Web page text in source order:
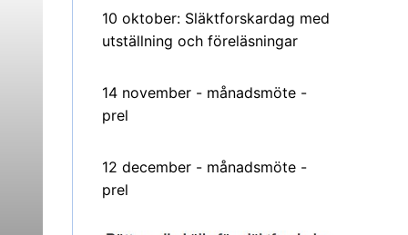
10 oktober: Släktforskardag med
utställning och föreläsningar
14 november - månadsmöte -
prel
12 december - månadsmöte -
prel